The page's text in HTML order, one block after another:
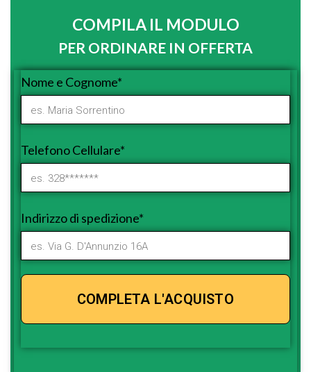
COMPILA IL MODULO
PER ORDINARE IN OFFERTA
Nome e Cognome*
Telefono Cellulare*
Indirizzo di spedizione*